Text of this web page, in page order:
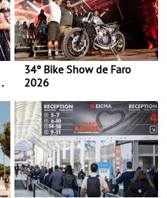
34º Bike Show de Faro
2026